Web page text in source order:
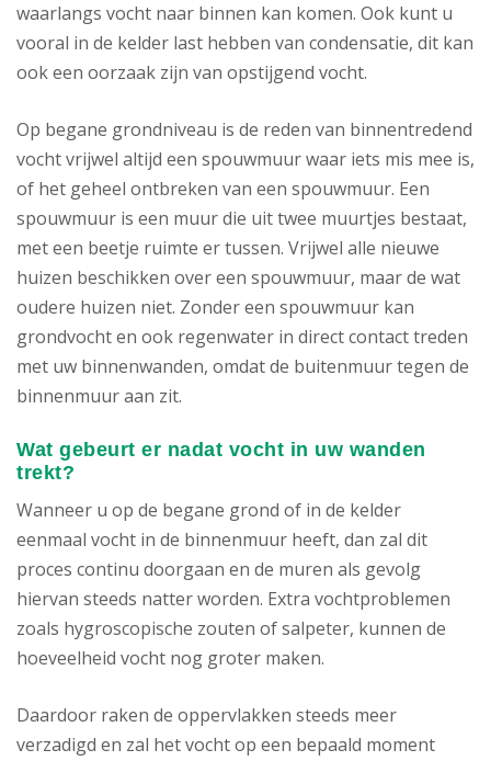
waarlangs vocht naar binnen kan komen. Ook kunt u
vooral in de kelder last hebben van condensatie, dit kan
ook een oorzaak zijn van opstijgend vocht.
Op begane grondniveau is de reden van binnentredend
vocht vrijwel altijd een spouwmuur waar iets mis mee is,
of het geheel ontbreken van een spouwmuur. Een
spouwmuur is een muur die uit twee muurtjes bestaat,
met een beetje ruimte er tussen. Vrijwel alle nieuwe
huizen beschikken over een spouwmuur, maar de wat
oudere huizen niet. Zonder een spouwmuur kan
grondvocht en ook regenwater in direct contact treden
met uw binnenwanden, omdat de buitenmuur tegen de
binnenmuur aan zit.
Wat gebeurt er nadat vocht in uw wanden
trekt?
Wanneer u op de begane grond of in de kelder
eenmaal vocht in de binnenmuur heeft, dan zal dit
proces continu doorgaan en de muren als gevolg
hiervan steeds natter worden. Extra vochtproblemen
zoals hygroscopische zouten of salpeter, kunnen de
hoeveelheid vocht nog groter maken.
Daardoor raken de oppervlakken steeds meer
verzadigd en zal het vocht op een bepaald moment